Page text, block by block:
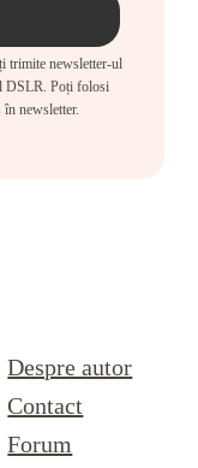
trimite newsletter-ul
DSLR. Poți folosi
newsletter.
Despre autor
Contact
Forum